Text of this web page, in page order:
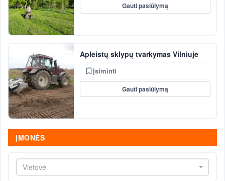
Gauti pasiūlymą
Apleistų sklypų tvarkymas Vilniuje
Įsiminti
Gauti pasiūlymą
ĮMONĖS
Vietovė